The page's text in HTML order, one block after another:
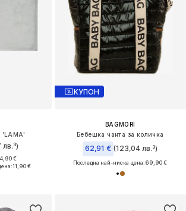
'LAMA'
€
11,90 €
КУПОН
BAGMORI
Бебешка чанта за количка
62,91 € (123,04 лв.³)
Последна най-ниска цена:69,90 €